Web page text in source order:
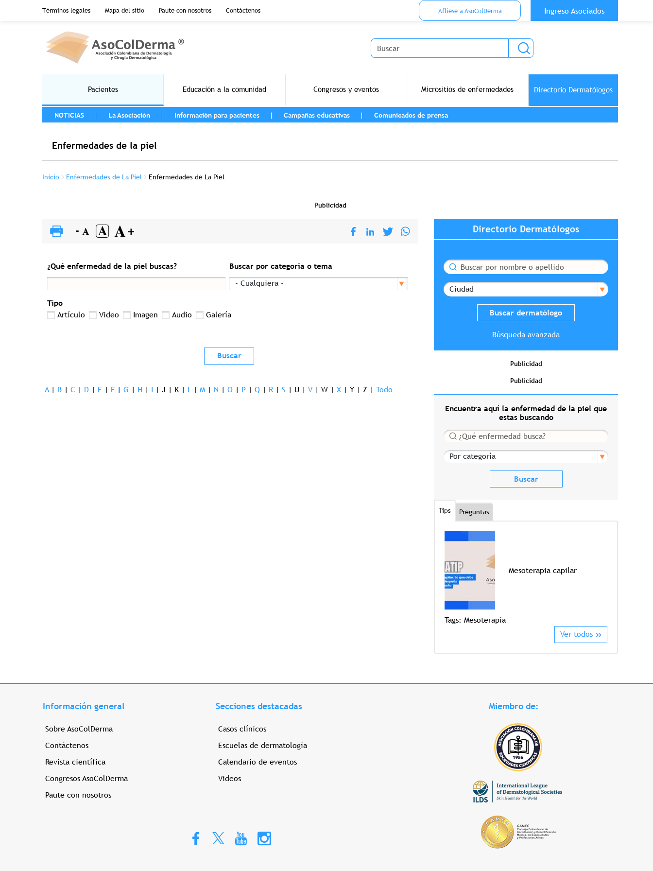
Pasar al contenido principal
Términos legales
Mapa del sitio Paute con nosotros Contáctenos
Menu Top Anónimo
Aflíese a AsoColDerma
Ingreso Asociados
Buscar
Pacientes Educación a la comunidad Congresos y eventos Micrositios de enfermedades Directorio Dermatólogos
MENU LEFT
NOTICIAS
La Asociación Información para pacientes Campañas educativas Comunicados de prensa
Enfermedades de la piel
Sobrescribir enlaces de ayuda a la navegación
Inicio Enfermedades de La Piel Enfermedades de La Piel
Publicidad
¿Qué enfermedad de la piel buscas? Buscar por categoría o tema
Tipo
Artículo
Video Imagen Audio Galería
A | B | C | D | E | F | G | H | I | J | K | L | M | N | O | P | Q | R | S | U | V | W | X | Y | Z | Todo
Directorio Dermatólogos
Buscar
Ciudad
Búsqueda avanzada
Publicidad
Publicidad
Encuentra aquí la enfermedad de la piel que
estas buscando
Buscar
Por categoría
Tips Preguntas
Mesoterapia capilar
Tags: Mesoterapia
Ver todos
Información general
Sobre AsoColDerma
Contáctenos
Revista científica
Congresos AsoColDerma
Paute con nosotros
Secciones destacadas
Casos clínicos
Escuelas de dermatología
Calendario de eventos
Videos
Miembro de: